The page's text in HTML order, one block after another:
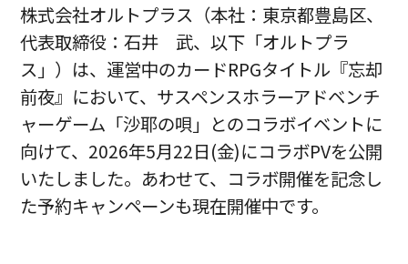
株式会社オルトプラス（本社：東京都豊島区、
代表取締役：石井 武、以下「オルトプラ
ス」）は、運営中のカードRPGタイトル『忘却
前夜』において、サスペンスホラーアドベンチ
ャーゲーム「沙耶の唄」とのコラボイベントに
向けて、2026年5月22日(金)にコラボPVを公開
いたしました。あわせて、コラボ開催を記念し
た予約キャンペーンも現在開催中です。